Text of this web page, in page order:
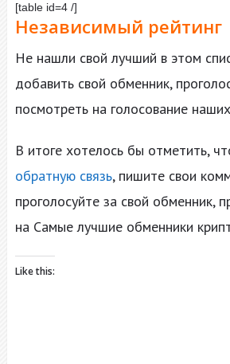
[table id=4 /]
Независимый рейтинг
Не нашли свой лучший в этом
добавить свой обменник,
посмотреть на голосование
В итоге хотелось бы отметить,
обратную связь, пишите свои
проголосуйте за свой обменник,
на Самые лучшие обменники
Like this: